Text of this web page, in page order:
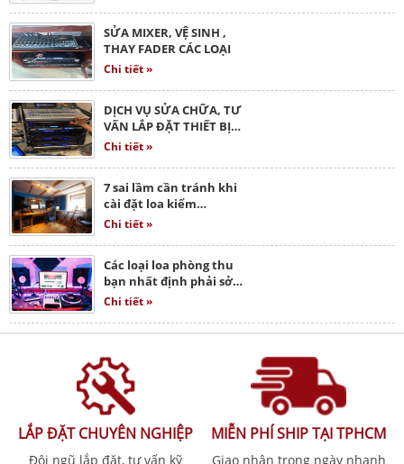
SỬA MIXER, VỆ SINH ,
THAY FADER CÁC LOẠI
Chi tiết »
DỊCH VỤ SỬA CHỮA, TƯ
VẤN LẮP ĐẶT THIẾT BỊ…
Chi tiết »
7 sai lầm cần tránh khi
cài đặt loa kiểm…
Chi tiết »
Các loại loa phòng thu
bạn nhất định phải sở…
Chi tiết »
LẮP ĐẶT CHUYÊN NGHIỆP
Đội ngũ lắp đặt, tư vấn kỹ
MIỄN PHÍ SHIP TẠI TPHCM
Giao nhận trong ngày nhanh